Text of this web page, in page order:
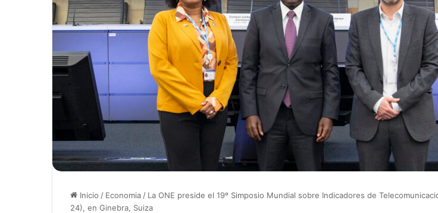
Inicio / Economia / La ONE preside el 19º Simposio Mundial sobre Indicadores de
24), en Ginebra, Suiza